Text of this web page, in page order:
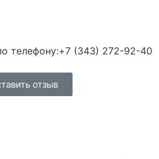
телефону:+7 (343) 272-92-40
отзыв